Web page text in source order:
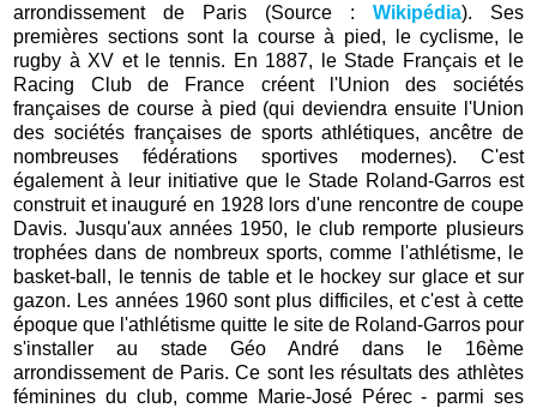
arrondissement de Paris (Source : Wikipédia). Ses
premières sections sont la course à pied, le cyclisme, le
rugby à XV et le tennis. En 1887, le Stade Français et le
Racing Club de France créent l'Union des sociétés
françaises de course à pied (qui deviendra ensuite l'Union
des sociétés françaises de sports athlétiques, ancêtre de
nombreuses fédérations sportives modernes). C'est
également à leur initiative que le Stade Roland-Garros est
construit et inauguré en 1928 lors d'une rencontre de coupe
Davis. Jusqu'aux années 1950, le club remporte plusieurs
trophées dans de nombreux sports, comme l'athlétisme, le
basket-ball, le tennis de table et le hockey sur glace et sur
gazon. Les années 1960 sont plus difficiles, et c'est à cette
époque que l'athlétisme quitte le site de Roland-Garros pour
s'installer au stade Géo André dans le 16ème
arrondissement de Paris. Ce sont les résultats des athlètes
féminines du club, comme Marie-José Pérec - parmi ses